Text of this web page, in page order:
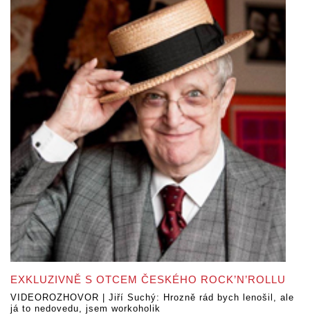
EXKLUZIVNĚ S OTCEM ČESKÉHO ROCK’N’ROLLU
VIDEOROZHOVOR | Jiří Suchý: Hrozně rád bych lenošil, ale
já to nedovedu, jsem workoholik